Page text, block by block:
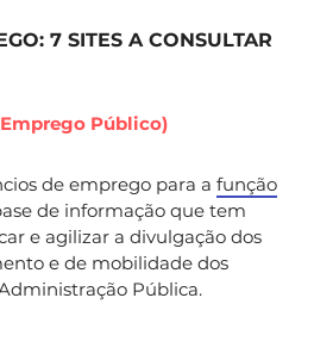
7 SITES A CONSULTAR
Público)
de emprego para a função
de informação que tem
e agilizar a divulgação dos
e de mobilidade dos
Pública.